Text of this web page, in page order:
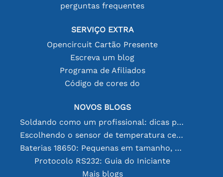
perguntas frequentes
SERVIÇO EXTRA
Opencircuit Cartão Presente
Escreva um blog
Programa de Afiliados
Código de cores do
NOVOS BLOGS
Soldando como um profissional: dicas para conexões eletrônicas perfeitas
Escolhendo o sensor de temperatura certo [youtube]
Baterias 18650: Pequenas em tamanho, grandes em desempenho
Protocolo RS232: Guia do Iniciante
Mais blogs